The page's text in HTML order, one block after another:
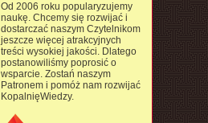
Od 2006 roku popularyzujemy
naukę. Chcemy się rozwijać i
dostarczać naszym Czytelnikom
jeszcze więcej atrakcyjnych
treści wysokiej jakości. Dlatego
postanowiliśmy poprosić o
wsparcie. Zostań naszym
Patronem i pomóż nam rozwijać
KopalnięWiedzy.